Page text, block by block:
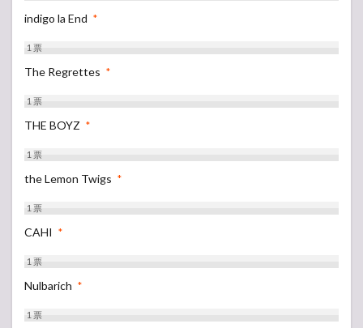
indigo la End *
1票
The Regrettes *
1票
THE BOYZ *
1票
the Lemon Twigs *
1票
CAHI *
1票
Nulbarich *
1票